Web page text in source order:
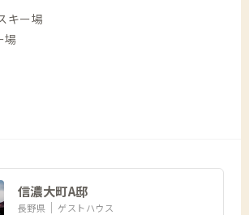
キー場
場
信濃大町A邸
長野県 ゲストハウス